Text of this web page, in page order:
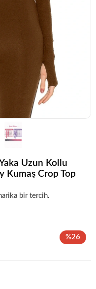
Uzun Kollu
Kumaş Crop Top
biri.
bir tercih.
%26